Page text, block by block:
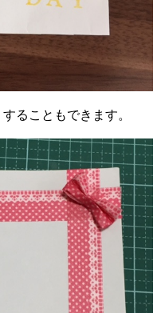
ることもできます。